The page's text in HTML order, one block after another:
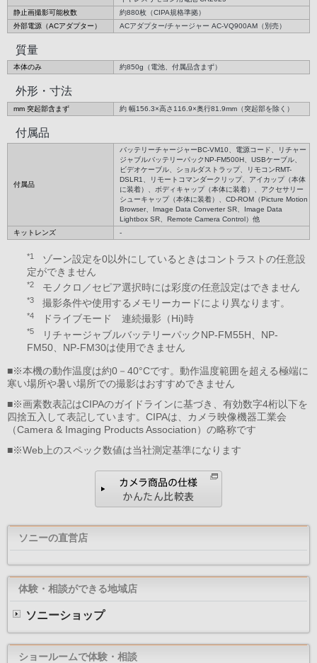
静止画撮影可能枚数
約880枚（CIPA規格準拠）
外部電源（ACアダプター）
ACアダプター/チャージャー AC-VQ900AM（別売）
質量
本体のみ 約850g（電池、付属品含まず）
外形・寸法
mm 突起部含まず 約 幅156.3×高さ116.9×奥行81.9mm（突起部を除く）
付属品
付属品
バッテリーチャージャーBC-VM10、電源コード、リチャー
ジャブルバッテリーパックNP-FM500H、USBケーブル、
ビデオケーブル、ショルダストラップ、リモコンRMT-
DSLR1、リモートコマンダークリップ、アイカップ（本体
に装着）、ボディキャップ（本体に装着）、アクセサリー
シューキャップ（本体に装着）、CD-ROM（Picture Motion
Browser、Image Data Converter SR、Image Data
Lightbox SR、Remote Camera Control）他
キットレンズ
-
*1
ゾーン設定を0以外にしているときはコントラストの任意設
定ができません
*2 モノクロ／セピア選択時には彩度の任意設定はできません
*3 撮影条件や使用するメモリーカードにより異なります。
*4 ドライブモード 連続撮影（Hi)時
*5
リチャージャブルバッテリーパックNP-FM55H、NP-
FM50、NP-FM30は使用できません
■※本機の動作温度は約0－40°Cです。動作温度範囲を超える極端に
寒い場所や暑い場所での撮影はおすすめできません
■※画素数表記はCIPAのガイドラインに基づき、有効数字4桁以下を
四捨五入して表記しています。CIPAは、カメラ映像機器工業会
（Camera & Imaging Products Association）の略称です
■※Web上のスペック数値は当社測定基準になります
ソニーの直営店
体験・相談ができる地域店
ソニーショップ
ショールームで体験・相談